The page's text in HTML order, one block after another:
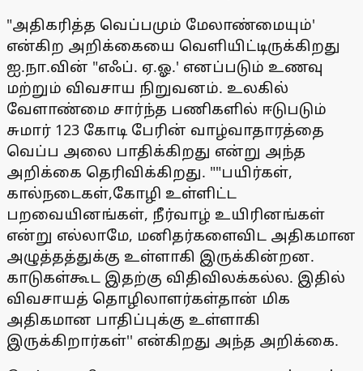
"அதிகரித்த வெப்பமும் மேலாண்மையும்'
என்கிற அறிக்கையை வெளியிட்டிருக்கிறது
ஐ.நா.வின் "எஃப். ஏ.ஓ.' எனப்படும் உணவு
மற்றும் விவசாய நிறுவனம். உலகில்
வேளாண்மை சார்ந்த பணிகளில் ஈடுபடும்
சுமார் 123 கோடி பேரின் வாழ்வாதாரத்தை
வெப்ப அலை பாதிக்கிறது என்று அந்த
அறிக்கை தெரிவிக்கிறது. ""பயிர்கள்,
கால்நடைகள்,கோழி உள்ளிட்ட
பறவையினங்கள், நீர்வாழ் உயிரினங்கள்
என்று எல்லாமே, மனிதர்களைவிட அதிகமான
அழுத்தத்துக்கு உள்ளாகி இருக்கின்றன.
காடுகள்கூட இதற்கு விதிவிலக்கல்ல. இதில்
விவசாயத் தொழிலாளர்கள்தான் மிக
அதிகமான பாதிப்புக்கு உள்ளாகி
இருக்கிறார்கள்'' என்கிறது அந்த அறிக்கை.